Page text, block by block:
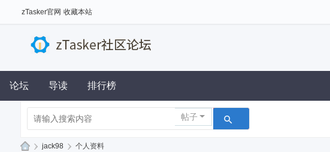
zTasker官网 收藏本站
论坛 导读 排行榜
帖子
› jack98 › 个人资料